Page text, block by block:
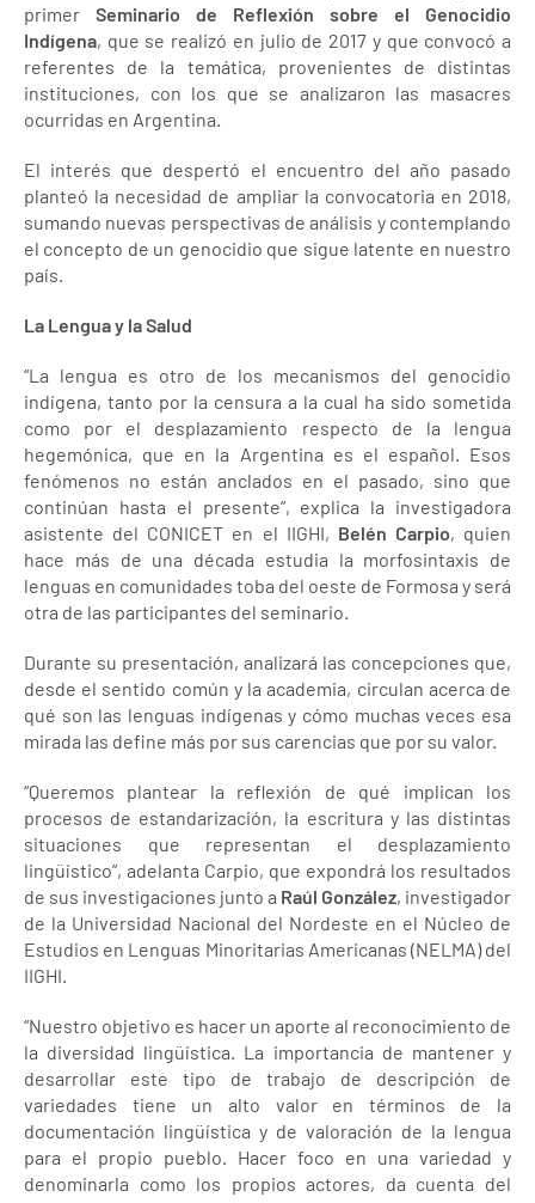
primer Seminario de Reflexión sobre el Genocidio
Indígena, que se realizó en julio de 2017 y que convocó a
referentes de la temática, provenientes de distintas
instituciones, con los que se analizaron las masacres
ocurridas en Argentina.
El interés que despertó el encuentro del año pasado
planteó la necesidad de ampliar la convocatoria en 2018,
sumando nuevas perspectivas de análisis y contemplando
el concepto de un genocidio que sigue latente en nuestro
país.
La Lengua y la Salud
“La lengua es otro de los mecanismos del genocidio
indígena, tanto por la censura a la cual ha sido sometida
como por el desplazamiento respecto de la lengua
hegemónica, que en la Argentina es el español. Esos
fenómenos no están anclados en el pasado, sino que
continúan hasta el presente”, explica la investigadora
asistente del CONICET en el IIGHI, Belén Carpio, quien
hace más de una década estudia la morfosintaxis de
lenguas en comunidades toba del oeste de Formosa y será
otra de las participantes del seminario.
Durante su presentación, analizará las concepciones que,
desde el sentido común y la academia, circulan acerca de
qué son las lenguas indígenas y cómo muchas veces esa
mirada las define más por sus carencias que por su valor.
“Queremos plantear la reflexión de qué implican los
procesos de estandarización, la escritura y las distintas
situaciones que representan el desplazamiento
lingüístico”, adelanta Carpio, que expondrá los resultados
de sus investigaciones junto a Raúl González, investigador
de la Universidad Nacional del Nordeste en el Núcleo de
Estudios en Lenguas Minoritarias Americanas (NELMA) del
IIGHI.
“Nuestro objetivo es hacer un aporte al reconocimiento de
la diversidad lingüística. La importancia de mantener y
desarrollar este tipo de trabajo de descripción de
variedades tiene un alto valor en términos de la
documentación lingüística y de valoración de la lengua
para el propio pueblo. Hacer foco en una variedad y
denominarla como los propios actores, da cuenta del